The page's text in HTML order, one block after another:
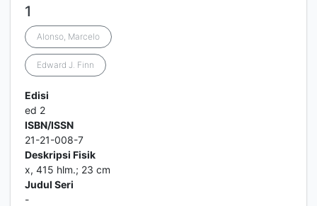
1
Alonso, Marcelo
Edward J. Finn
Edisi
ed 2
ISBN/ISSN
21-21-008-7
Deskripsi Fisik
x, 415 hlm.; 23 cm
Judul Seri
-